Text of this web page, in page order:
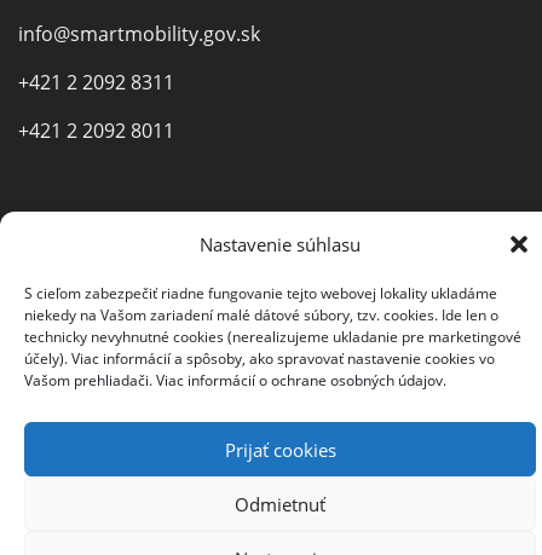
Nastavenie súhlasu
S cieľom zabezpečiť riadne fungovanie tejto webovej lokality ukladáme
niekedy na Vašom zariadení malé dátové súbory, tzv. cookies. Ide len o
technicky nevyhnutné cookies (nerealizujeme ukladanie pre marketingové
účely).Viac informácií a spôsoby, ako spravovať nastavenie cookies vo
Vašom prehliadači.Viac informácií o ochrane osobných údajov.
Prijať cookies
Odmietnuť
info@smartmobility.gov.sk
+421 2 2092 8311
+421 2 2092 8011
©2021 Ministerstvo investícií, regionálneho rozvoja a
informatizácie Slovenskej republiky |Mapa stránky|
Vyhlásenie o prístupnosti|Nahlásiť chybu